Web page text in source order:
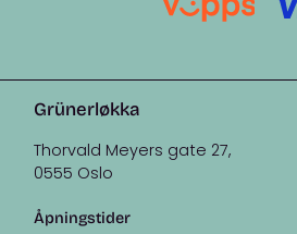
Grünerløkka
Thorvald Meyers gate 27,
0555 Oslo
Åpningstider